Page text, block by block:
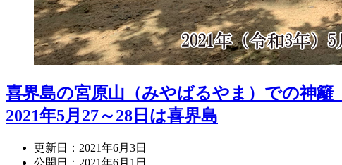
喜界島の宮原山（みやばるやま）での神籬
2021年5月27～28日は喜界島
更新日： 2021年6月3日
公開日： 2021年6月1日